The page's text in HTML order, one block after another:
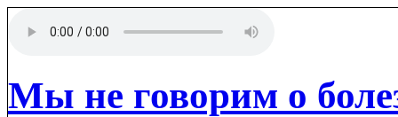
Мы не говорим о